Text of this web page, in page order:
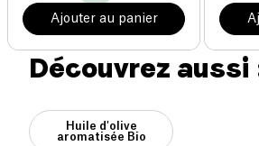
Ajouter au panier
Découvrez aussi
Huile d'olive
aromatisée Bio